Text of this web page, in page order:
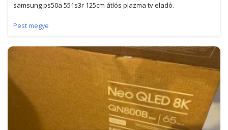
samsung ps50a 551s3r 125cm átlós plazma tv eladó.
Pest megye